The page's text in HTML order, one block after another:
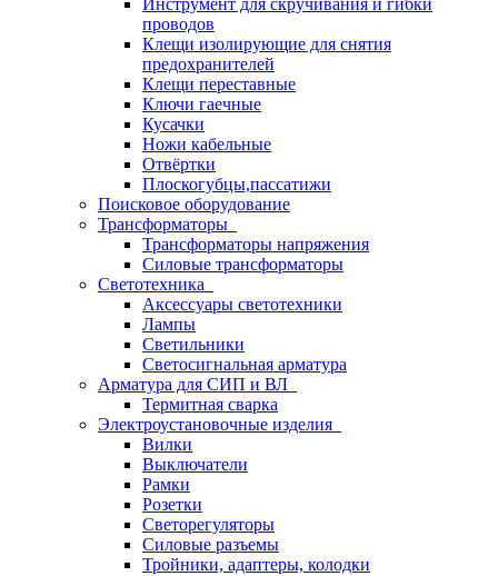
Инструмент для скручивания и гибки
проводов
Клещи изолирующие для снятия
предохранителей
Клещи переставные
Ключи гаечные
Кусачки
Ножи кабельные
Отвёртки
Плоскогубцы,пассатижи
Поисковое оборудование
Трансформаторы
Трансформаторы напряжения
Силовые трансформаторы
Светотехника
Аксессуары светотехники
Лампы
Светильники
Светосигнальная арматура
Арматура для СИП и ВЛ
Термитная сварка
Электроустановочные изделия
Вилки
Выключатели
Рамки
Розетки
Светорегуляторы
Силовые разъемы
Тройники, адаптеры, колодки